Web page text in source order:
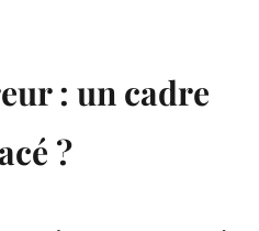
: un cadre
?